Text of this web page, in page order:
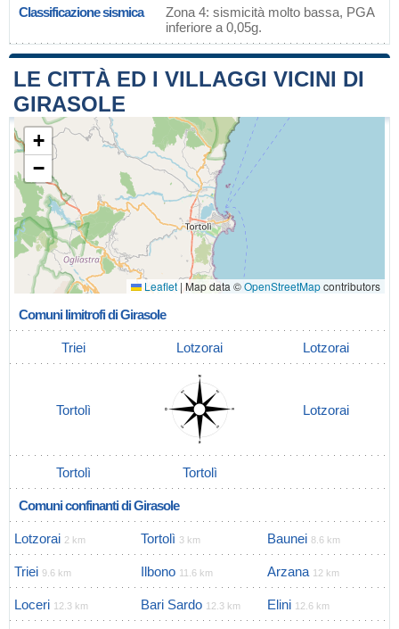
Classificazione sismica
Zona 4: sismicità molto bassa, PGA
inferiore a 0,05g.
LE CITTÀ ED I VILLAGGI VICINI DI
GIRASOLE
+
−
Leaflet |Map data ©OpenStreetMapcontributors
Comuni limitrofi di Girasole
Triei Lotzorai Lotzorai
Tortolì Lotzorai
Tortolì Tortolì
Comuni confinanti di Girasole
Lotzorai 2 km Tortolì 3 km Baunei 8.6 km
Triei 9.6 km Ilbono 11.6 km Arzana 12 km
Loceri 12.3 km Bari Sardo 12.3 km Elini 12.6 km